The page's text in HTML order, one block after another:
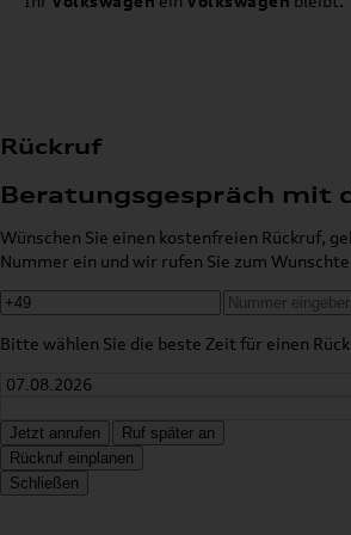
Rückruf
Beratungsgespräch mit
Wünschen Sie einen kostenfreien Rückruf,
Nummer ein und wir rufen Sie zum
Bitte wählen Sie die beste Zeit für einen
Jetzt anrufen
Ruf später an
Rückruf einplanen
Schließen